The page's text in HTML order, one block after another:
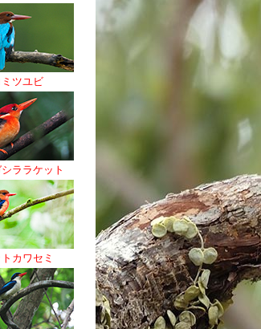
ツユビ
ララケット
カワセミ